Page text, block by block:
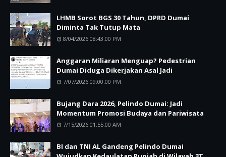
LHMB Sorot BGS 30 Tahun, DPRD Dumai
Diminta Tak Tutup Mata
8/04/2026 08:43:00 PM
Anggaran Miliaran Menguap? Pedestrian
Dumai Diduga Dikerjakan Asal Jadi
7/07/2026 09:00:00 PM
Bujang Dara 2026, Pelindo Dumai: Jadi
Momentum Promosi Budaya dan Pariwisata
7/15/2026 01:55:00 AM
BI dan TNI AL Gandeng Pelindo Dumai